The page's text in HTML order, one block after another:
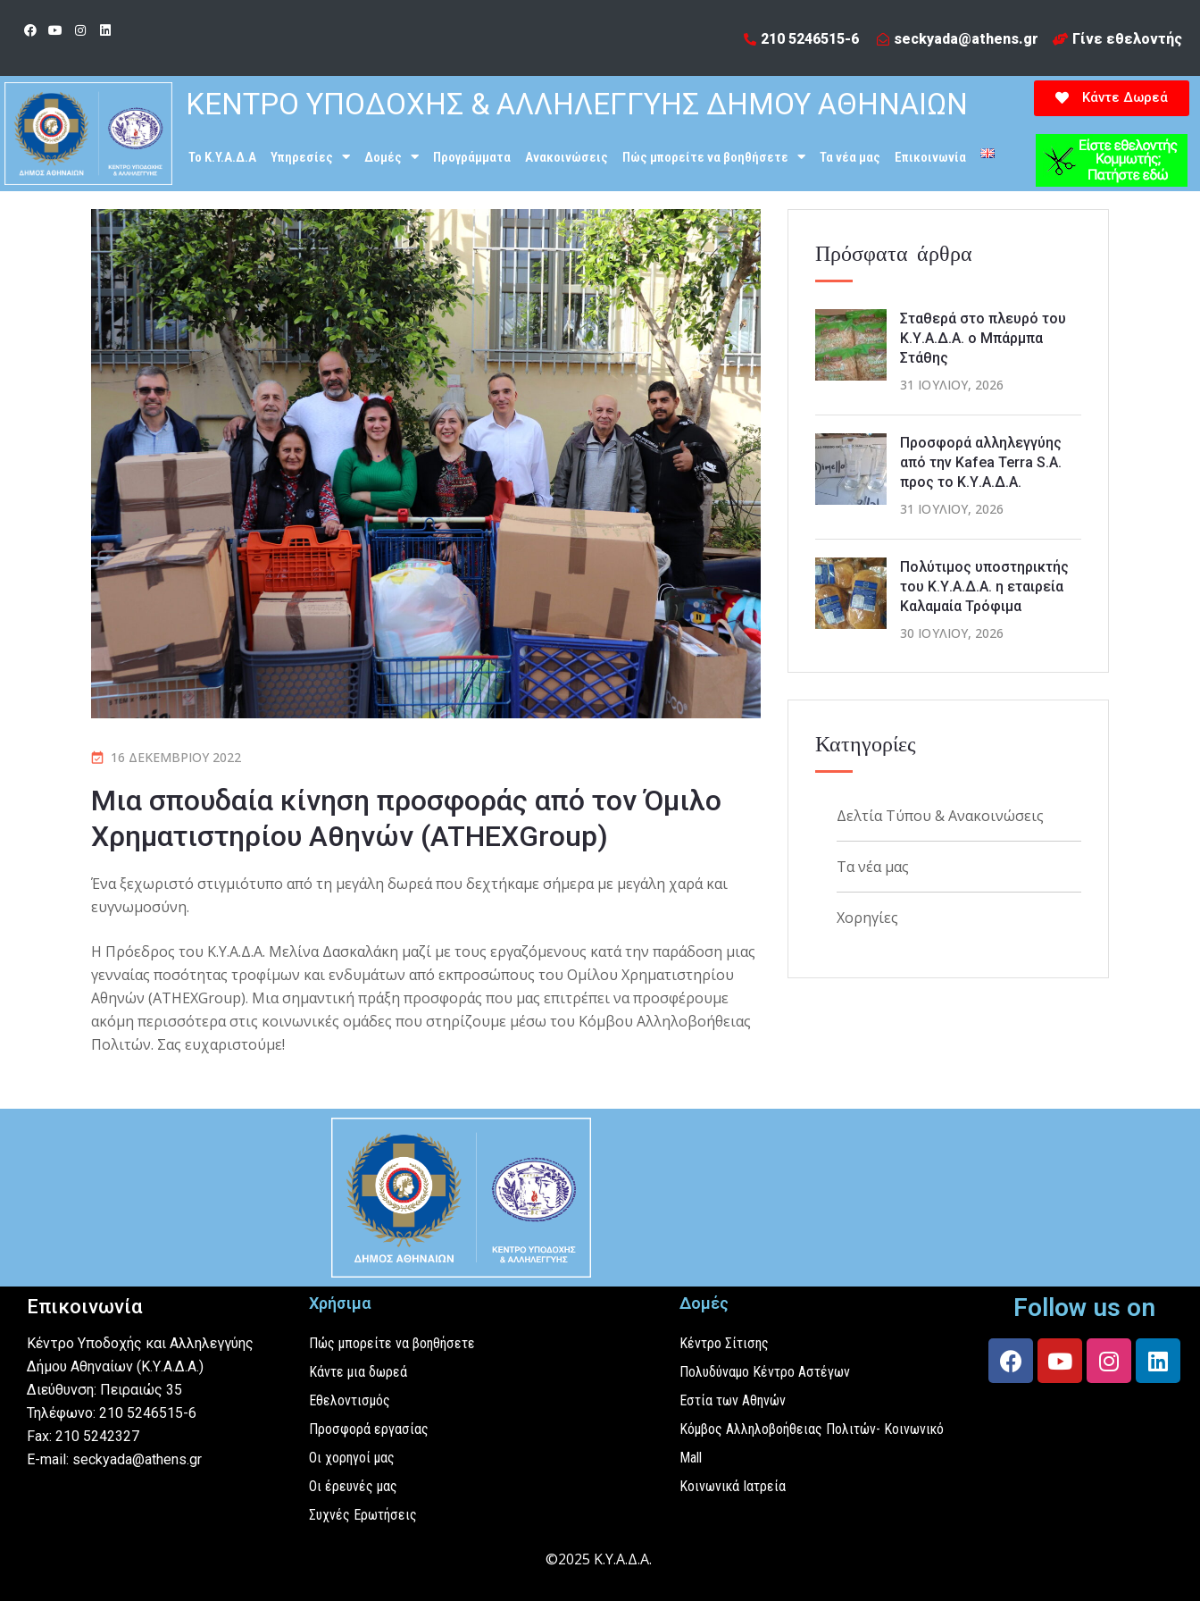
210 5246515-6​ seckyada@athens.gr Γίνε εθελοντής
ΚΕΝΤΡΟ ΥΠΟΔΟΧΗΣ & ΑΛΛΗΛΕΓΓΥΗΣ ΔΗΜΟΥ ΑΘΗΝΑΙΩΝ
To K.Y.A.Δ.Α Υπηρεσίες Δομές Προγράμματα Ανακοινώσεις Πώς μπορείτε να βοηθήσετε Τα νέα μας Επικοινωνία
Κάντε Δωρεά
16 ΔΕΚΕΜΒΡΊΟΥ 2022
Μια σπουδαία κίνηση προσφοράς από τον Όμιλο
Χρηματιστηρίου Αθηνών (ATHEXGroup)
Ένα ξεχωριστό στιγμιότυπο από τη μεγάλη δωρεά που δεχτήκαμε σήμερα με μεγάλη χαρά και
ευγνωμοσύνη.
Η Πρόεδρος του Κ.Υ.Α.Δ.Α. Μελίνα Δασκαλάκη μαζί με τους εργαζόμενους κατά την παράδοση μιας
γενναίας ποσότητας τροφίμων και ενδυμάτων από εκπροσώπους του Ομίλου Χρηματιστηρίου
Αθηνών (ATHEXGroup). Μια σημαντική πράξη προσφοράς που μας επιτρέπει να προσφέρουμε
ακόμη περισσότερα στις κοινωνικές ομάδες που στηρίζουμε μέσω του Κόμβου Αλληλοβοήθειας
Πολιτών. Σας ευχαριστούμε!
Πρόσφατα άρθρα
Σταθερά στο πλευρό του
Κ.Υ.Α.Δ.Α. ο Μπάρμπα
Στάθης
31 ΙΟΥΛΊΟΥ, 2026
Προσφορά αλληλεγγύης
από την Kafea Terra S.A.
προς το Κ.Υ.Α.Δ.Α.
31 ΙΟΥΛΊΟΥ, 2026
Πολύτιμος υποστηρικτής
του Κ.Υ.Α.Δ.Α. η εταιρεία
Καλαμαία Τρόφιμα
30 ΙΟΥΛΊΟΥ, 2026
Κατηγορίες
Δελτία Τύπου & Ανακοινώσεις
Τα νέα μας
Χορηγίες
Επικοινωνία
Κέντρο Υποδοχής και Αλληλεγγύης
Δήμου Αθηναίων (Κ.Υ.Α.Δ.Α.)
Διεύθυνση: Πειραιώς 35
Τηλέφωνο: 210 5246515-6
Fax: 210 5242327
E-mail: seckyada@athens.gr
Χρήσιμα
Πώς μπορείτε να βοηθήσετε
Κάντε μια δωρεά
Εθελοντισμός
Προσφορά εργασίας
Οι χορηγοί μας
Οι έρευνές μας
Συχνές Ερωτήσεις
Δομές
Κέντρο Σίτισης
Πολυδύναμο Κέντρο Αστέγων
Εστία των Αθηνών
Κόμβος Αλληλοβοήθειας Πολιτών- Κοινωνικό
Mall
Κοινωνικά Ιατρεία
Follow us on
©2025 Κ.Υ.Α.Δ.Α.